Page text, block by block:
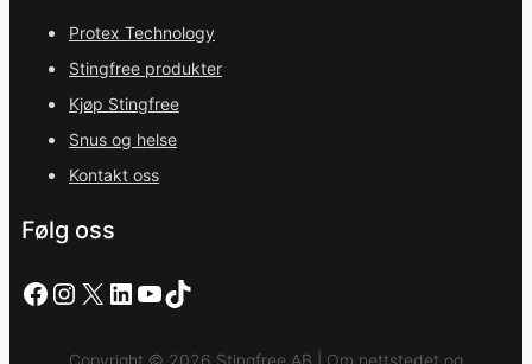
Protex Technology
Stingfree produkter
Kjøp Stingfree
Snus og helse
Kontakt oss
Følg oss
Facebook
Instagram
X LinkedIn
YouTube
TikTok
Copyright © 2026 Stingfree AB | Om nettstedet og